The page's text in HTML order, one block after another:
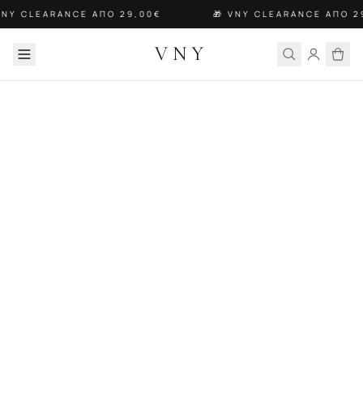
CLEARANCE ΑΠΟ 29,00€ 🎁 VNY CLEARANCE ΑΠΟ
VNY